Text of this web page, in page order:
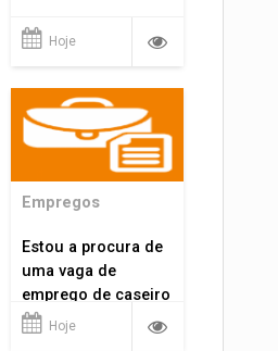
Hoje
Empregos
Estou a procura de
uma vaga de
emprego de caseiro
em porto velho
Hoje